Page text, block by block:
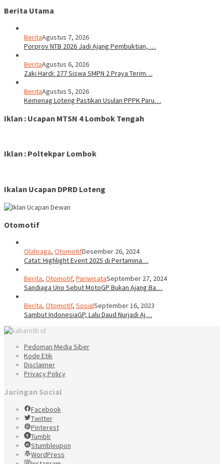
Berita Utama
BeritaAgustus 7, 2026
Porprov NTB 2026 Jadi Ajang Pembuktian, …
BeritaAgustus 6, 2026
Zaki Hardi: 277 Siswa SMPN 2 Praya Terim…
BeritaAgustus 5, 2026
Kemenag Loteng Pastikan Usulan PPPK Paru…
Iklan : Ucapan MTSN 4 Lombok Tengah
Iklan : Poltekpar Lombok
Ikalan Ucapan DPRD Loteng
Otomotif
Olahraga, OtomotifDesember 26, 2024
Catat: Highlight Event 2025 di Pertamina…
Berita, Otomotif, PariwisataSeptember 27, 2024
Sandiaga Uno Sebut MotoGP Bukan Ajang Ba…
Berita, Otomotif, SosialSeptember 16, 2023
Sambut IndonesiaGP, Lalu Daud Nurjadi Aj…
Pedoman Media Siber
Kode Etik
Disclaimer
Privacy Policy
Jaringan Social
Facebook
Twitter
Pinterest
Tumblr
Stumbleupon
WordPress